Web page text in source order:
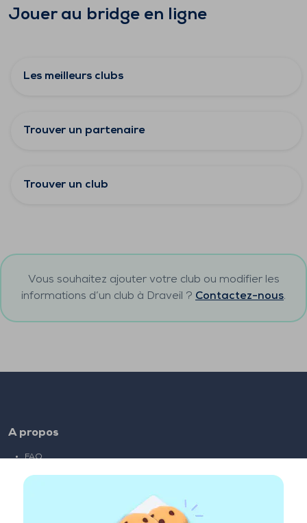
Jouer au bridge en ligne
Les meilleurs clubs
Trouver un partenaire
Trouver un club
Vous souhaitez ajouter votre club ou modifier les
informations d’un club à Draveil ? Contactez-nous.
A propos
FAQ
Liens partenaires